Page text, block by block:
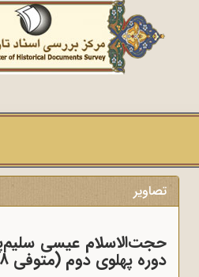
تصاویر
حجت‌الاسلام عیسی
دوره پهلوی دوم (متوفی 1397/8/18)